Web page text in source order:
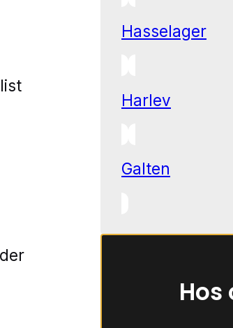
Hasselager
Harlev
Galten
Hos